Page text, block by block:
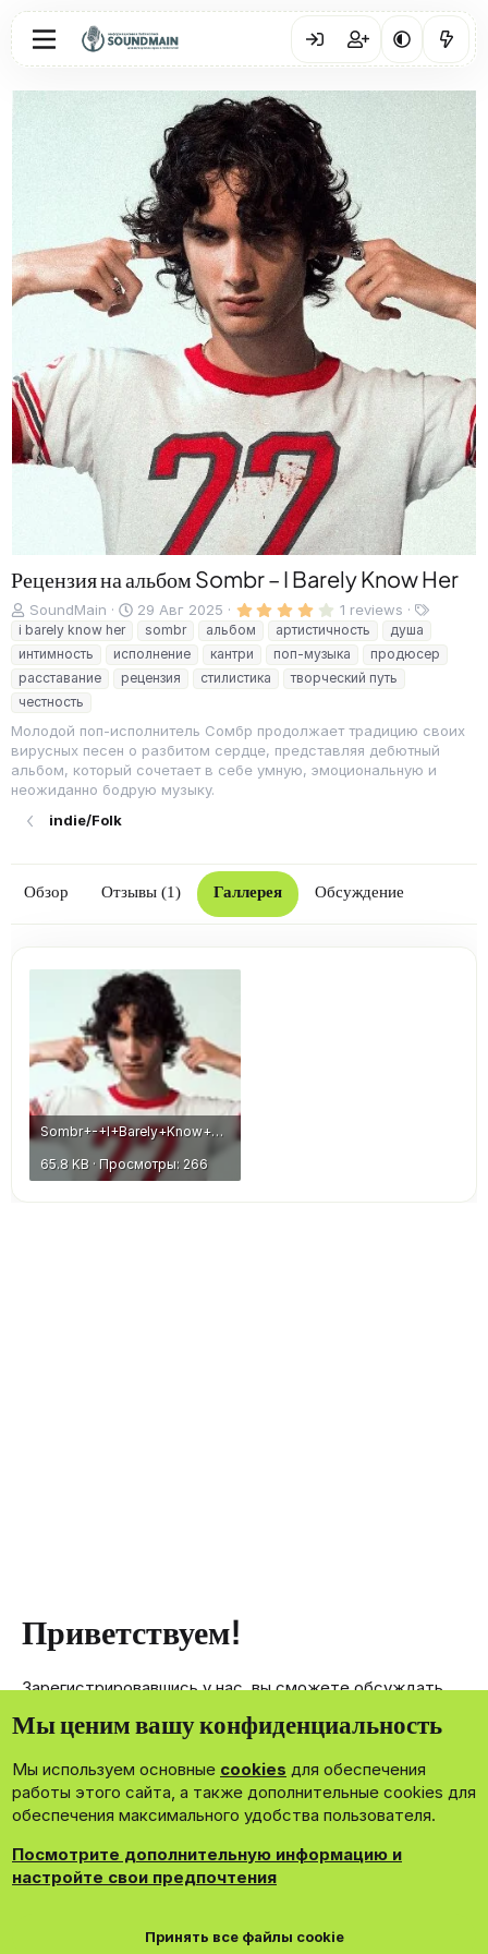
Рецензия на альбом Sombr – I Barely Know Her
Д
о
б
а
в
л
е
н
о
SoundMain
C
e
a
t
d
a
t
e
29 Авг 2025
4
.
0
0
з
в
ё
1 reviews
Т
г
и
i barely know her sombr альбом артистичность
душа
интимность
исполнение кантри поп-музыка
продюсер
расставание
рецензия стилистика
творческий путь
честность
Молодой поп-исполнитель Сомбр продолжает традицию своих
вирусных песен о разбитом сердце, представляя дебютный
альбом, который сочетает в себе умную, эмоциональную и
неожиданно бодрую музыку.
indie/Folk
Обзор Отзывы (1) Галлерея Обсуждение
Sombr+-+I+Barely+Know+Her+Album+Cover+-+Review+Critic.webp.webp
65.8 KB · Просмотры: 266
Приветствуем!
Зарегистрировавшись у нас, вы сможете обсуждать,
членам нашего сообщества.
Зарегистрироваться сейчас!
DohTheme
Мы ценим вашу конфиденциальность
Мы используем основные cookies для обеспечения
работы этого сайта, а также дополнительные cookies для
обеспечения максимального удобства пользователя.
Посмотрите дополнительную информацию и
настройте свои предпочтения
Принять все файлы cookie